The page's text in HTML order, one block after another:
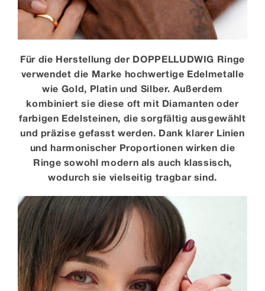
Für die Herstellung der DOPPELLUDWIG Ringe
verwendet die Marke hochwertige Edelmetalle
wie Gold, Platin und Silber. Außerdem
kombiniert sie diese oft mit Diamanten oder
farbigen Edelsteinen, die sorgfältig ausgewählt
und präzise gefasst werden. Dank klarer Linien
und harmonischer Proportionen wirken die
Ringe sowohl modern als auch klassisch,
wodurch sie vielseitig tragbar sind.